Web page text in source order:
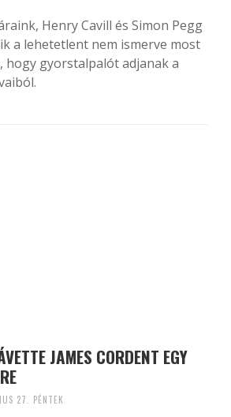
Henry Cavill és Simon Pegg
a lehetetlent nem ismerve most
hogy gyorstalpalót adjanak a
JAMES CORDENT EGY
27. PÉNTEK